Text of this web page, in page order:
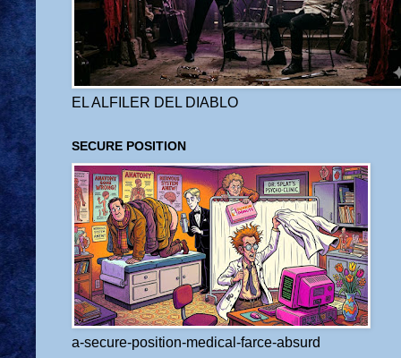
EL ALFILER DEL DIABLO
SECURE POSITION
a-secure-position-medical-farce-absurd